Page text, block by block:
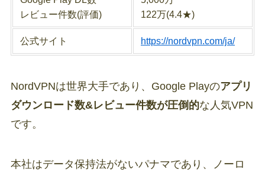
レビュー件数(評価)
122万(4.4★)
公式サイト https://nordvpn.com/ja/
NordVPNは世界大手であり、Google Playのアプリ
ダウンロード数&レビュー件数が圧倒的な人気VPN
です。
本社はデータ保持法がないパナマであり、ノーロ